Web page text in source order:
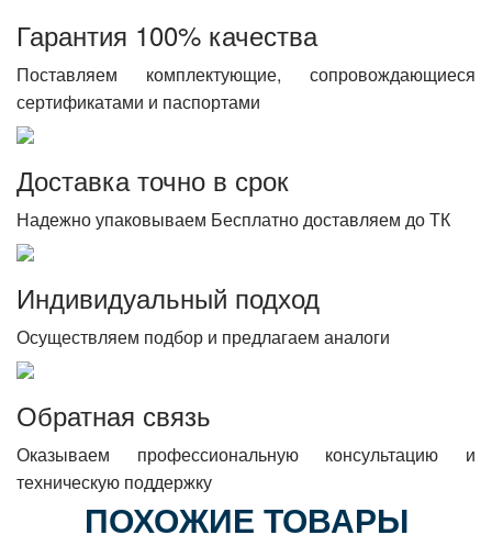
Гарантия 100% качества
Поставляем комплектующие, сопровождающиеся
сертификатами и паспортами
Доставка точно в срок
Надежно упаковываем Бесплатно доставляем до ТК
Индивидуальный подход
Осуществляем подбор и предлагаем аналоги
Обратная связь
Оказываем профессиональную консультацию и
техническую поддержку
ПОХОЖИЕ ТОВАРЫ